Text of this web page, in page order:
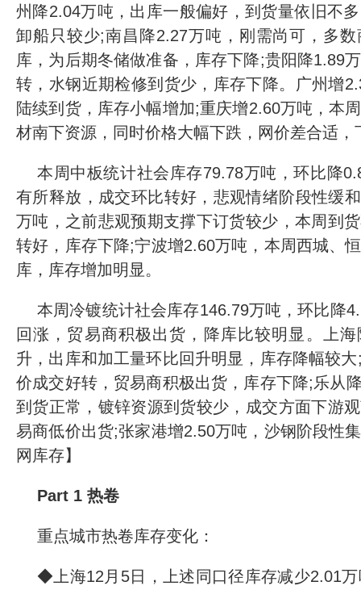
州降2.04万吨，出库一般偏好，到货量依旧不
卸船只较少;南昌降2.27万吨，刚需尚可，多
库，为后期冬储做准备，库存下降;贵阳降1.89
转，水钢近期检修到货少，库存下降。广州增
陆续到货，库存小幅增加;重庆增2.60万吨，本
材南下资源，同时价格大幅下跌，网价差合适，
本周中板统计社会库存79.78万吨，环比降
有所释放，成交环比转好，悲观情绪阶段性缓
万吨，之前悲观预期支撑下订货较少，本周到
转好，库存下降;宁波增2.60万吨，本周西城、
库，库存增加明显。
本周冷镀统计社会库存146.79万吨，环比降
回涨，贸易商积极出货，降库比较明显。上
升，出库和加工量环比回升明显，库存降幅较
价成交好转，贸易商积极出货，库存下降;乐从
到货正常，镀锌资源到货较少，成交方面下游
易商低价出货;张家港增2.50万吨，沙钢阶段性
网库存】
Part 1 热卷
重点城市热卷库存变化：
◆上海12月5日，上述同口径库存减少2.01